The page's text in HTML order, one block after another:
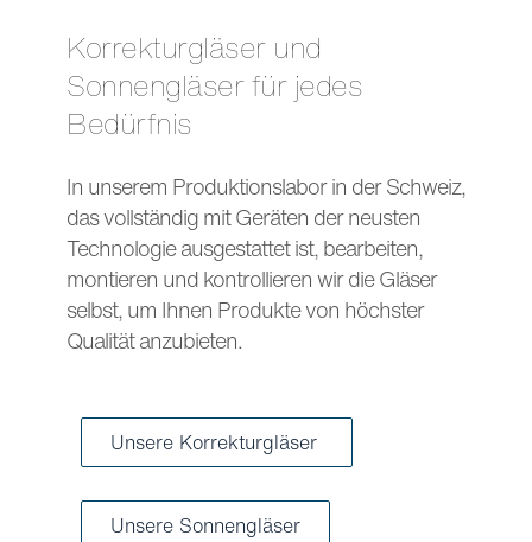
Korrekturgläser und
Sonnengläser für jedes
Bedürfnis
In unserem Produktionslabor in der Schweiz,
das vollständig mit Geräten der neusten
Technologie ausgestattet ist, bearbeiten,
montieren und kontrollieren wir die Gläser
selbst, um Ihnen Produkte von höchster
Qualität anzubieten.
Unsere Korrekturgläser
Unsere Sonnengläser